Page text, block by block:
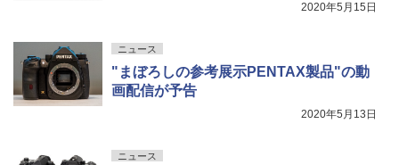
2020年5月15日
ニュース
"まぼろしの参考展示PENTAX製品"の動
画配信が予告
2020年5月13日
ニュース